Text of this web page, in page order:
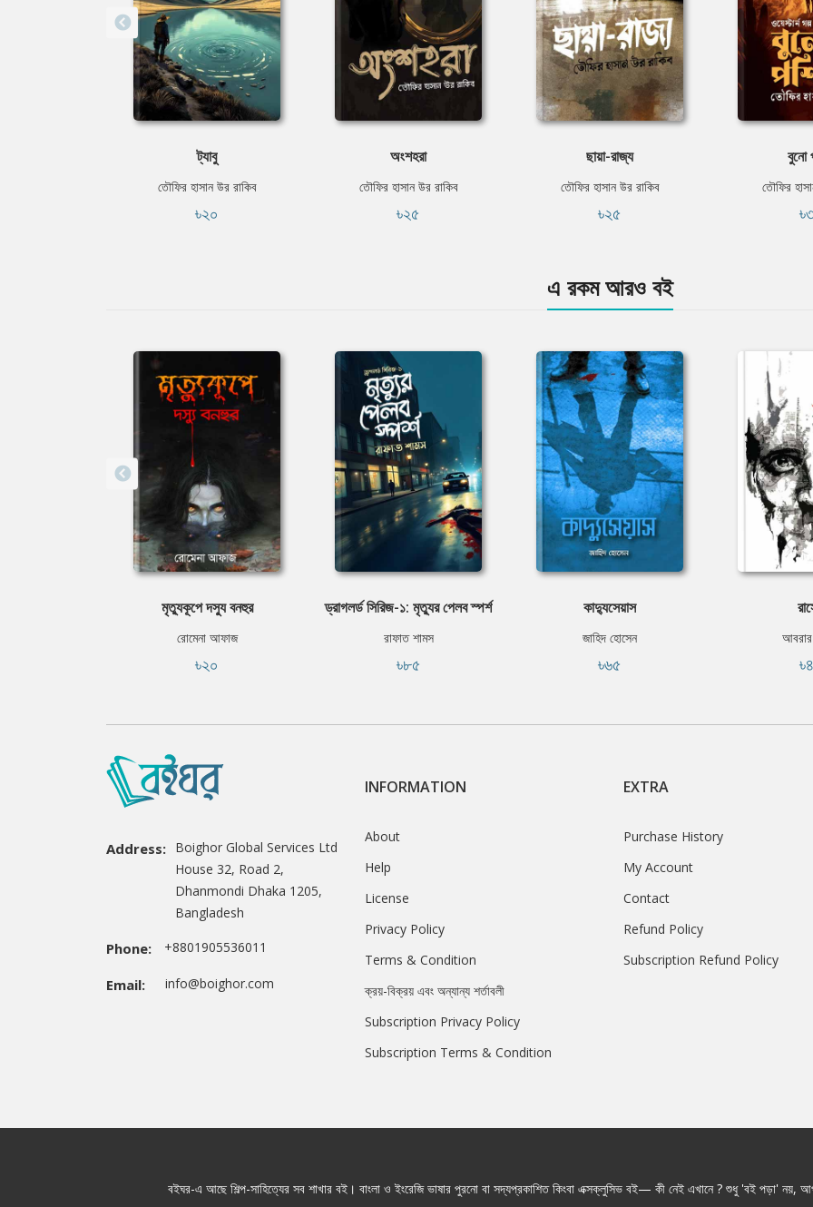
ট্যাবু
তৌফির হাসান উর রাকিব
৳২০
অংশহরা
তৌফির হাসান উর রাকিব
৳২৫
ছায়া-রাজ্য
তৌফির হাসান উর রাকিব
৳২৫
বুনো
তৌফির
এ রকম আরও বই
মৃত্যুকূপে দস্যু বনহুর
রোমেনা আফাজ
৳২০
ড্রাগলর্ড সিরিজ-১: মৃত্যুর পেলব স্পর্শ
রাফাত শামস
৳৮৫
কাদ্যুসেয়াস
জাহিদ হোসেন
৳৬৫
Address: Boighor Global Services Ltd
House 32, Road 2,
Dhanmondi Dhaka 1205,
Bangladesh
Phone: +8801905536011
Email: info@boighor.com
INFORMATION
About
Help
License
Privacy Policy
Terms & Condition
ক্রয়-বিক্রয় এবং অন্যান্য শর্তাবলী
Subscription Privacy Policy
Subscription Terms & Condition
EXTRA
Purchase History
My Account
Contact
Refund Policy
Subscription Refund Policy
বইঘর-এ আছে শিল্প-সাহিত্যের সব শাখার বই। বাংলা ও ইংরেজি ভাষার পুরনো বা সদ্যপ্রকাশিত কিংবা এক্সক্লুসিভ বই— কী নেই এখানে ? শুধু 'বই পড়া' নয়,